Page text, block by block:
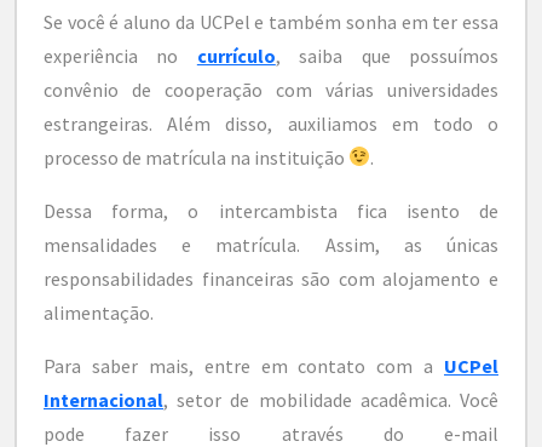
Se você é aluno da UCPel e também sonha em ter essa
experiência no currículo, saiba que possuímos
convênio de cooperação com várias universidades
estrangeiras. Além disso, auxiliamos em todo o
processo de matrícula na instituição
.
Dessa forma, o intercambista fica isento de
mensalidades e matrícula. Assim, as únicas
responsabilidades financeiras são com alojamento e
alimentação.
Para saber mais, entre em contato com a UCPel
Internacional, setor de mobilidade acadêmica. Você
pode fazer isso através do e-mail